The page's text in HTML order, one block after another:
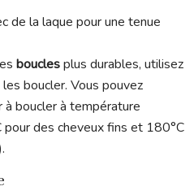
de la laque pour une tenue
bouclesplus durables, utilisez
boucler. Vous pouvez
boucler à température
des cheveux fins et 180°C